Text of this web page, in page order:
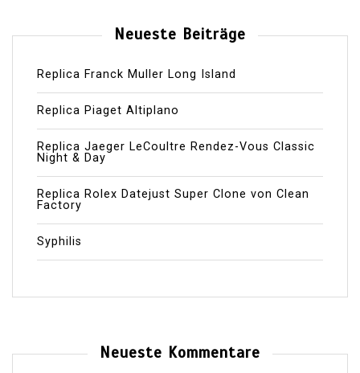
Neueste Beiträge
Replica Franck Muller Long Island
Replica Piaget Altiplano
Replica Jaeger LeCoultre Rendez-Vous Classic
Night & Day
Replica Rolex Datejust Super Clone von Clean
Factory
Syphilis
Neueste Kommentare